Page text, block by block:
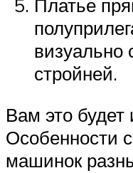
Платье
визуально
стройней.
Вам это будет
Особенности
машинок